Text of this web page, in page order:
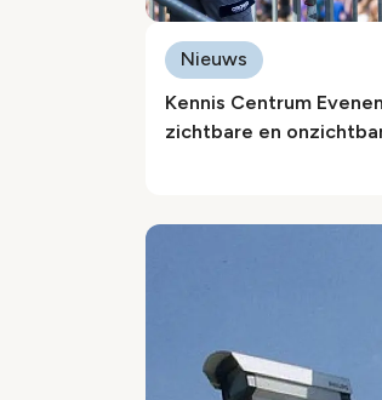
Kennis Centrum
zichtbare en
Nieuws